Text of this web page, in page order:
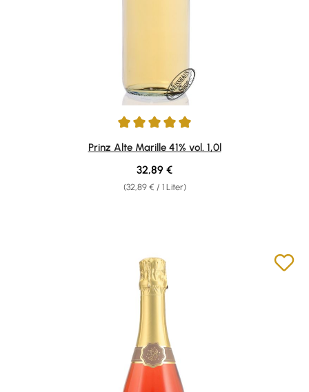
Durchschnittliche Bewertung von 4.96 von 5 Sternen
Prinz Alte Marille 41% vol. 1,0l
(32,89 € / 1 Liter)
Regulärer Preis:
32,89 €